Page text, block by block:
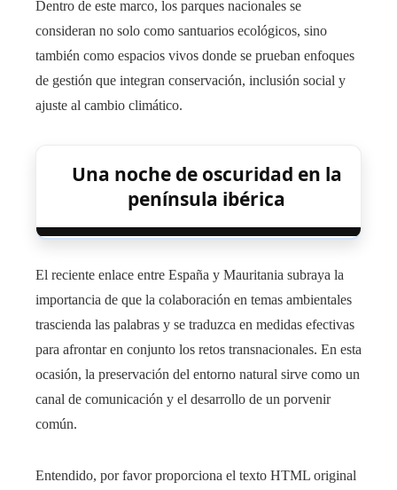
Dentro de este marco, los parques nacionales se
consideran no solo como santuarios ecológicos, sino
también como espacios vivos donde se prueban enfoques
de gestión que integran conservación, inclusión social y
ajuste al cambio climático.
Una noche de oscuridad en la
península ibérica
El reciente enlace entre España y Mauritania subraya la
importancia de que la colaboración en temas ambientales
trascienda las palabras y se traduzca en medidas efectivas
para afrontar en conjunto los retos transnacionales. En esta
ocasión, la preservación del entorno natural sirve como un
canal de comunicación y el desarrollo de un porvenir
común.
Entendido, por favor proporciona el texto HTML original